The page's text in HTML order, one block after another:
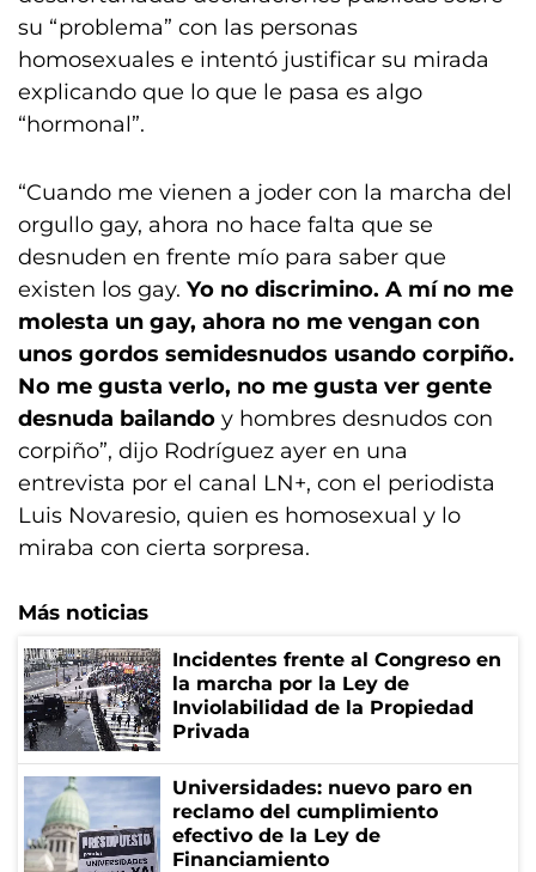
su “problema” con las personas
homosexuales e intentó justificar su mirada
explicando que lo que le pasa es algo
“hormonal”.
“Cuando me vienen a joder con la marcha del
orgullo gay, ahora no hace falta que se
desnuden en frente mío para saber que
existen los gay. Yo no discrimino. A mí no me
molesta un gay, ahora no me vengan con
unos gordos semidesnudos usando corpiño.
No me gusta verlo, no me gusta ver gente
desnuda bailando y hombres desnudos con
corpiño”, dijo Rodríguez ayer en una
entrevista por el canal LN+, con el periodista
Luis Novaresio, quien es homosexual y lo
miraba con cierta sorpresa.
Más noticias
Incidentes frente al Congreso en
la marcha por la Ley de
Inviolabilidad de la Propiedad
Privada
Universidades: nuevo paro en
reclamo del cumplimiento
efectivo de la Ley de
Financiamiento